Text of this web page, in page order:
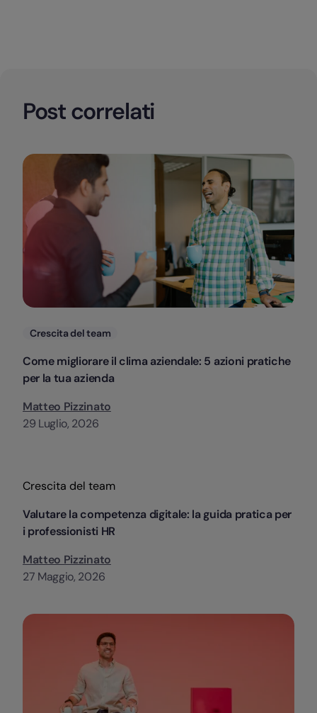
Post correlati
Categorie
Crescita del team
Come migliorare il clima aziendale: 5 azioni pratiche
per la tua azienda
Matteo Pizzinato
29 Luglio, 2026
Categorie
Crescita del team
Valutare la competenza digitale: la guida pratica per
i professionisti HR
Matteo Pizzinato
27 Maggio, 2026